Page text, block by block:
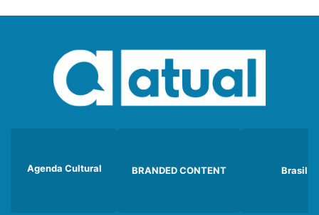
Agenda Cultural BRANDED CONTENT Brasil